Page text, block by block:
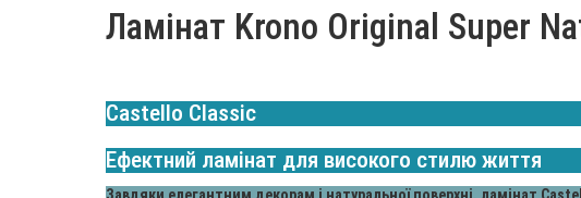
Ламінат Krono Original Super
Castello Classic
Ефектний ламінат для високого стилю життя